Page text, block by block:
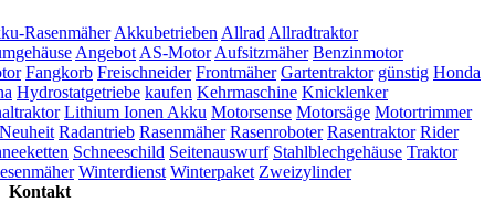
Rasenmäher Akkubetrieben Allrad Allradtraktor
Angebot AS-Motor Aufsitzmäher Benzinmotor
Fangkorb Freischneider Frontmäher Gartentraktor günstig Honda
Hydrostatgetriebe kaufen Kehrmaschine Knicklenker
Lithium Ionen Akku Motorsense Motorsäge Motortrimmer
Neuheit Radantrieb Rasenmäher Rasenroboter Rasentraktor Rider
Schneeschild Seitenauswurf Stahlblechgehäuse Traktor
Winterdienst Winterpaket Zweizylinder
Kontakt